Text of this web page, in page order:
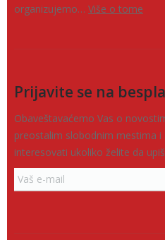
organizujemo… Više o tome
Prijavite se na
Obaveštavaćemo Vas o
preostalim slobodnim mestima i
interesovati ukoliko želite da